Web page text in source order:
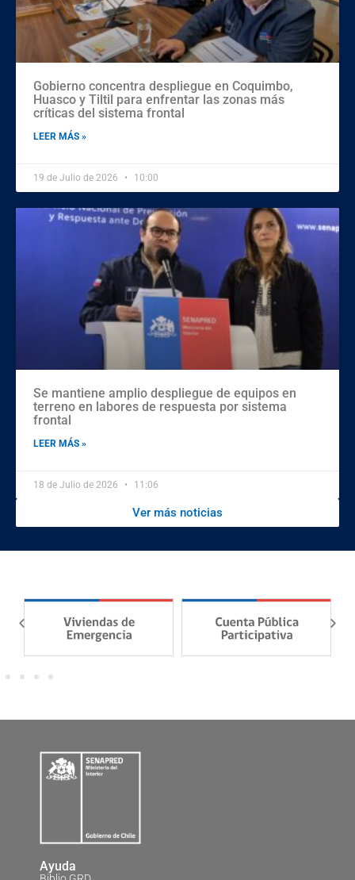
Gobierno concentra despliegue en Coquimbo,
Huasco y Tiltil para enfrentar las zonas más
críticas del sistema frontal
LEER MÁS »
19 de Julio de 2026 10:00
Se mantiene amplio despliegue de equipos en
terreno en labores de respuesta por sistema
frontal
LEER MÁS »
18 de Julio de 2026 11:06
Ver más noticias
Ayuda